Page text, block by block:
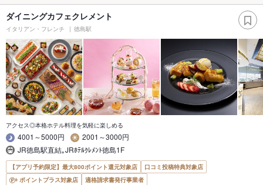
ダイニングカフェクレメント
イタリアン・フレンチ 徳島駅
アクセス◎本格ホテル料理を気軽に楽しめる
4001～5000円
2001～3000円
JR徳島駅直結｡JRﾎﾃﾙｸﾚﾒﾝﾄ徳島1F
【アプリ予約限定】最大800ポイント還元対象店
口コミ投稿特典対象店
ポイントプラス対象店
適格請求書発行事業者